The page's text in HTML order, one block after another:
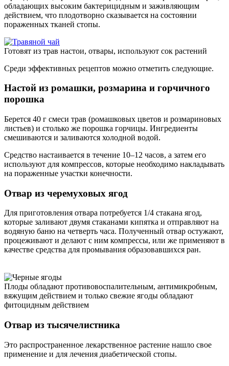
обладающих высоким бактерицидным и заживляющим
действием, что плодотворно сказывается на состоянии
пораженных тканей стопы.
Готовят из трав настои, отвары, используют сок растений
Среди эффективных рецептов можно отметить следующие.
Настой из ромашки, розмарина и горчичного
порошка
Берется 40 г смеси трав (ромашковых цветов и розмариновых
листьев) и столько же порошка горчицы. Ингредиенты
смешиваются и заливаются холодной водой.
Средство настаивается в течение 10–12 часов, а затем его
используют для компрессов, которые необходимо накладывать
на пораженные участки конечности.
Отвар из черемуховых ягод
Для приготовления отвара потребуется 1/4 стакана ягод,
которые заливают двумя стаканами кипятка и отправляют на
водяную баню на четверть часа. Полученный отвар остужают,
процеживают и делают с ним компрессы, или же применяют в
качестве средства для промывания образовавшихся ран.
Плоды обладают противовоспалительным, антимикробным,
вяжущим действием и только свежие ягоды обладают
фитоцидным действием
Отвар из тысячелистника
Это распространенное лекарственное растение нашло свое
применение и для лечения диабетической стопы.